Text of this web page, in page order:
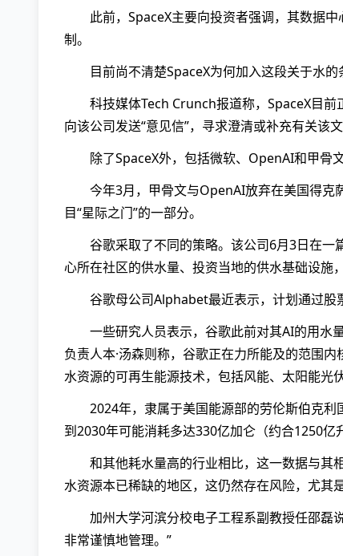
此前，SpaceX主要向投资者强调，其数据
制。
目前尚不清楚SpaceX为何加入这段关于水的
科技媒体Tech Crunch报道称，SpaceX目
向该公司发送“意见信”，寻求澄清或补充有关该
除了SpaceX外，包括微软、OpenAI和甲骨
今年3月，甲骨文与OpenAI放弃在美国得克
目“星际之门”的一部分。
谷歌采取了不同的策略。该公司6月3日在
心所在社区的供水量、投资当地的供水基础设施
谷歌母公司Alphabet最近表示，计划通过股
一些研究人员表示，谷歌此前对其AI的用水
负责人本·汤森则称，谷歌正在力所能及的范围
水资源的可再生能源技术，包括风能、太阳能光伏
2024年，隶属于美国能源部的劳伦斯伯克利
到2030年可能消耗多达330亿加仑（约合1250亿
和其他耗水量高的行业相比，这一数据与其
水资源本已稀缺的地区，这仍然存在风险，尤其
加州大学河滨分校电子工程系副教授任邵磊
非常谨慎地管理。”